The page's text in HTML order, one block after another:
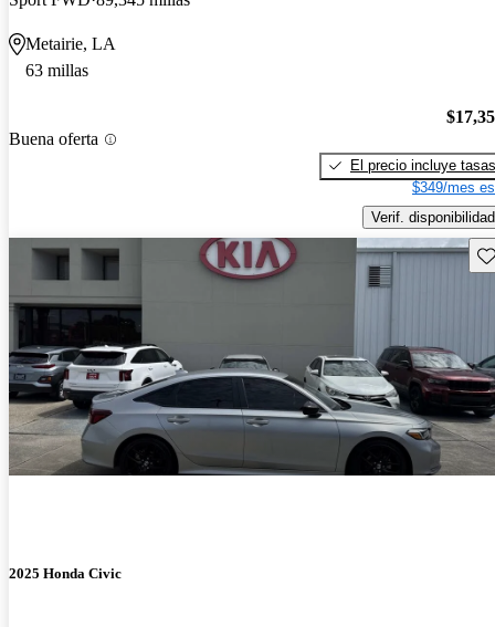
Metairie, LA
63 millas
Buena oferta
El precio incluye tasas
$349/mes
Verif. disponibilidad
2025 Honda Civic